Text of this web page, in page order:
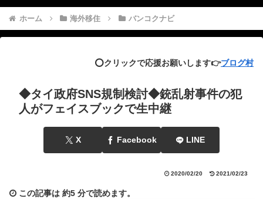
ホーム 海外移住 バンコクナビ
⭕️クリックで応援お願いします👉ブログ村
◆タイ政府SNS規制検討◆銃乱射事件の犯
人がフェイスブックで生中継
X Facebook LINE
2020/02/20 2021/02/23
この記事は 約5 分で読めます。